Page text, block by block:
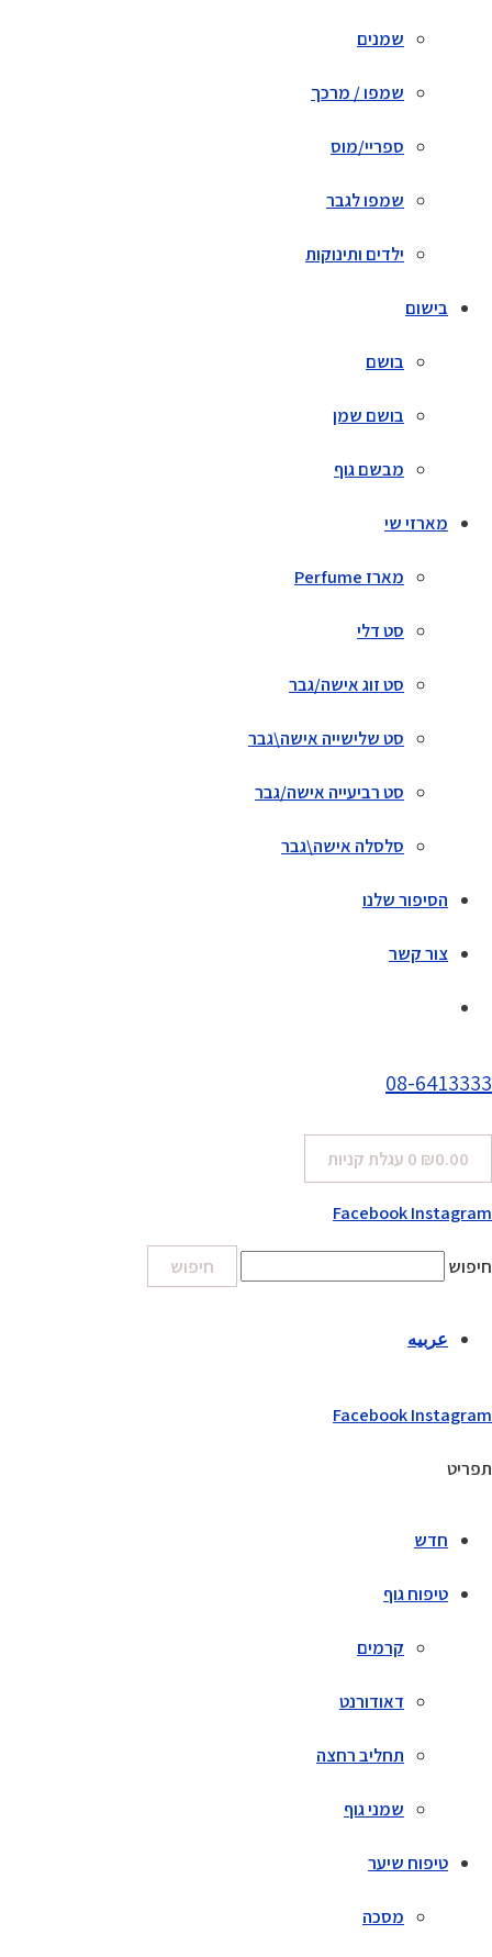
שמנים
שמפו / מרכך
ספריי/מוס
שמפו לגבר
ילדים ותינוקות
בישום
בושם
בושם שמן
מבשם גוף
מארזי שי
מארז Perfume
סט דלי
סט זוג אישה/גבר
סט שלישייה אישה\גבר
סט רביעייה אישה/גבר
סלסלה אישה\גבר
הסיפור שלנו
צור קשר
08-6413333
₪0.00
0 עגלת קניות
FacebookInstagram
חיפוש חיפוש
عربيه
FacebookInstagram
תפריט
חדש
טיפוח גוף
קרמים
דאודורנט
תחליב רחצה
שמני גוף
טיפוח שיער
מסכה